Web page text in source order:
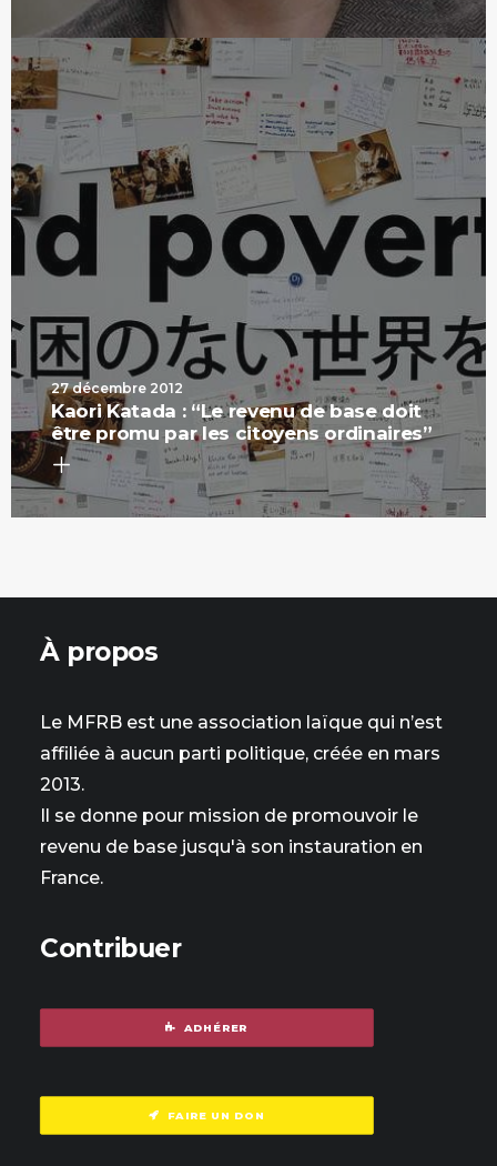
27 décembre 2012
Kaori Katada : “Le revenu de base doit
être promu par les citoyens ordinaires”
À propos
Le MFRB est une association laïque qui n’est
affiliée à aucun parti politique, créée en mars
2013.
Il se donne pour mission de promouvoir le
revenu de base jusqu'à son instauration en
France.
Contribuer
ADHÉRER
FAIRE UN DON